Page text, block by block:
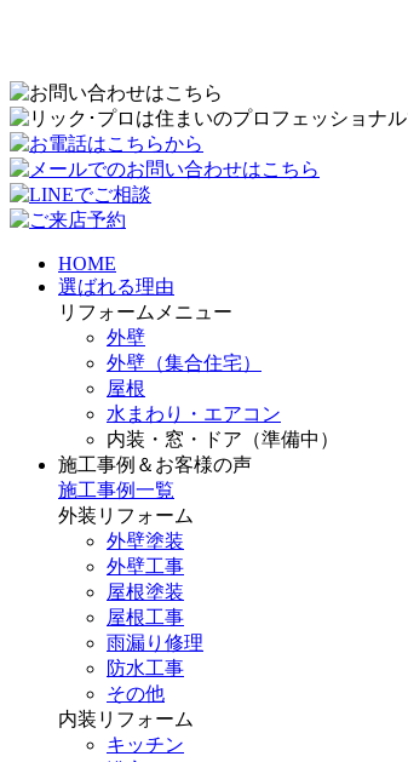
HOME
選ばれる理由
リフォームメニュー
外壁
外壁（集合住宅）
屋根
水まわり・エアコン
内装・窓・ドア（準備中）
施工事例＆お客様の声
施工事例一覧
外装リフォーム
外壁塗装
外壁工事
屋根塗装
屋根工事
雨漏り修理
防水工事
その他
内装リフォーム
キッチン